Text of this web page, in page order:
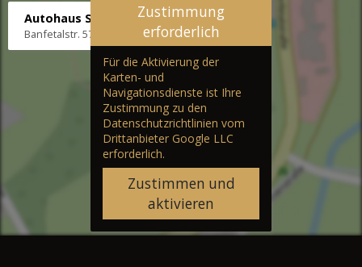
Autohaus Stenger
Banfetalstr. 57, 57334 Bad Laasphe
Zustimmung
erforderlich
Für die Aktivierung der
Karten- und
Navigationsdienste ist Ihre
Zustimmung zu den
Datenschutzrichtlinien vom
Drittanbieter Google LLC
erforderlich.
Zustimmen und
aktivieren